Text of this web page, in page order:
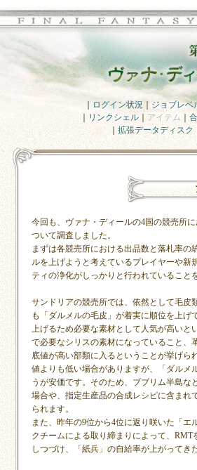
｜ログイン状況｜ジョブレベ
リンクシェル ｜ アイテム ｜
｜拡張データディスク
今回も、ヴァナ・ディールの4国の競売所
ついて調査しました。
まずは各競売所における出品数と落札率
ルを上げようと考えているプレイヤーや新
ティの浄化がしっかりと行われていること
サンドリアの競売所では、依然として毛皮
も「ダルメルの毛皮」が着実に順位を上
上げるため必要な素材として人気が高いと
で必要なシリスの素材になっていること、
底値が高い部類に入るということが挙げら
値よりも低い場合がありますが、「ダルメ
うが安価です。そのため、ブブリム半島
場合や、指定生産品の合成レシピに含まれ
られます。
また、昨年の9位から4位に返り咲いた「
クチームによる取り締まりによって、
しつづけ、「紙兵」の自給率が上がってき